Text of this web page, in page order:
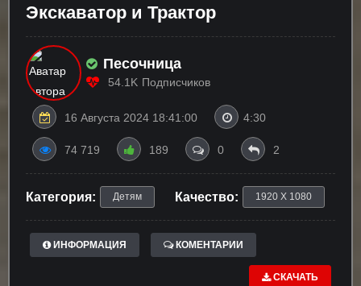
Экскаватор и Трактор
Песочница
54.1K Подписчиков
16 Августа 2024 18:41:00 4:30
74 719 189 0 2
Категория: Детям Качество: 1920 X 1080
ИНФОРМАЦИЯ КОМЕНТАРИИ
СКАЧАТЬ